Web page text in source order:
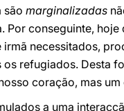
são marginalizadas
conseguinte,
necessitados,
Desta
coração, mas um
a uma